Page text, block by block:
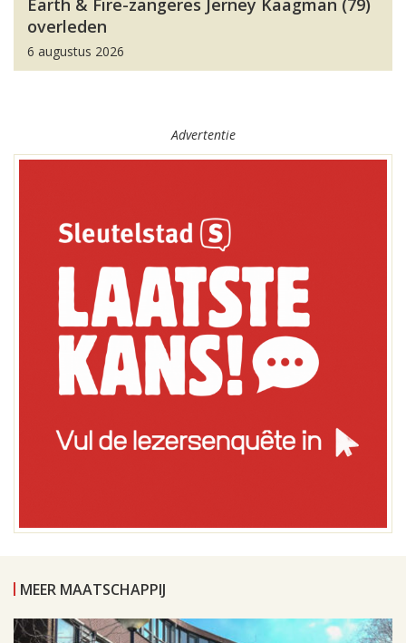
Earth & Fire-zangeres Jerney Kaagman (79)
overleden
6 augustus 2026
Advertentie
MEER MAATSCHAPPIJ